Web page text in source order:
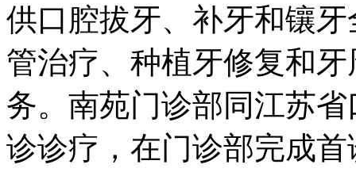
供口腔拔牙、补牙和镶
管治疗、种植牙修复和
务。南苑门诊部同江苏
诊诊疗，在门诊部完成